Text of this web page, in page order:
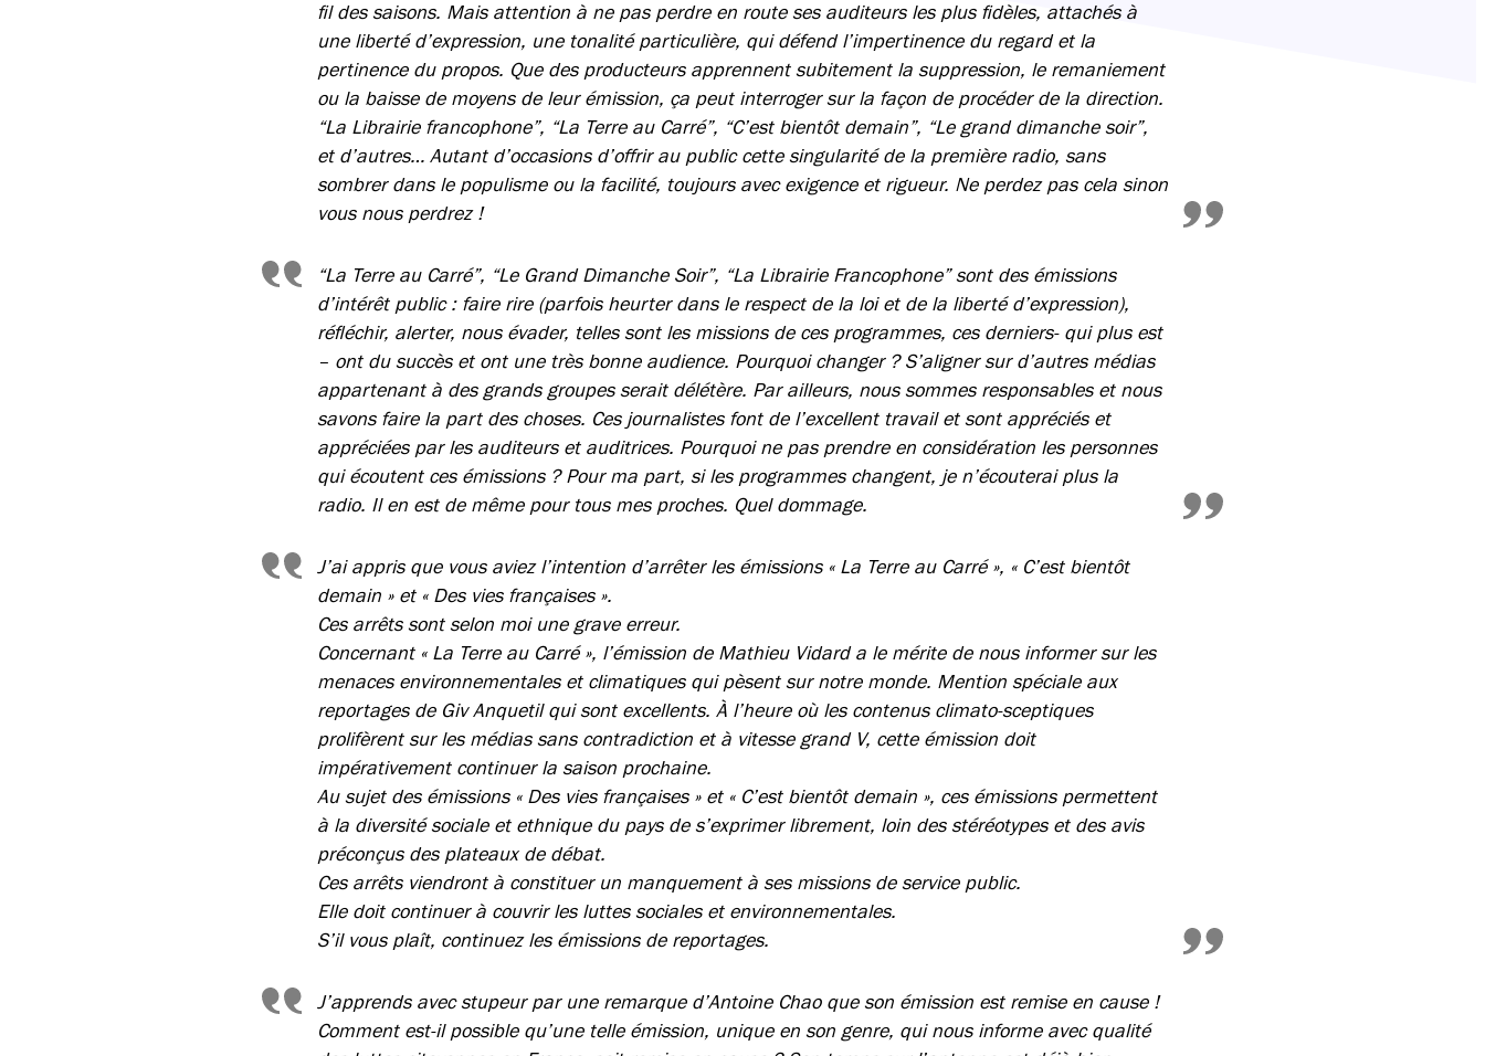
fil des saisons. Mais attention à ne pas perdre en route ses auditeurs les plus fidèles, attachés à
une liberté d’expression, une tonalité particulière, qui défend l’impertinence du regard et la
pertinence du propos. Que des producteurs apprennent subitement la suppression, le remaniement
ou la baisse de moyens de leur émission, ça peut interroger sur la façon de procéder de la direction.
“La Librairie francophone”, “La Terre au Carré”, “C’est bientôt demain”, “Le grand dimanche soir”,
et d’autres… Autant d’occasions d’offrir au public cette singularité de la première radio, sans
sombrer dans le populisme ou la facilité, toujours avec exigence et rigueur. Ne perdez pas cela sinon
vous nous perdrez !
“La Terre au Carré”, “Le Grand Dimanche Soir”, “La Librairie Francophone” sont des émissions
d’intérêt public : faire rire (parfois heurter dans le respect de la loi et de la liberté d’expression),
réfléchir, alerter, nous évader, telles sont les missions de ces programmes, ces derniers- qui plus est
– ont du succès et ont une très bonne audience. Pourquoi changer ? S’aligner sur d’autres médias
appartenant à des grands groupes serait délétère. Par ailleurs, nous sommes responsables et nous
savons faire la part des choses. Ces journalistes font de l’excellent travail et sont appréciés et
appréciées par les auditeurs et auditrices. Pourquoi ne pas prendre en considération les personnes
qui écoutent ces émissions ? Pour ma part, si les programmes changent, je n’écouterai plus la
radio. Il en est de même pour tous mes proches. Quel dommage.
J’ai appris que vous aviez l’intention d’arrêter les émissions « La Terre au Carré », « C’est bientôt
demain » et « Des vies françaises ».
Ces arrêts sont selon moi une grave erreur.
Concernant « La Terre au Carré », l’émission de Mathieu Vidard a le mérite de nous informer sur les
menaces environnementales et climatiques qui pèsent sur notre monde. Mention spéciale aux
reportages de Giv Anquetil qui sont excellents. À l’heure où les contenus climato-sceptiques
prolifèrent sur les médias sans contradiction et à vitesse grand V, cette émission doit
impérativement continuer la saison prochaine.
Au sujet des émissions « Des vies françaises » et « C’est bientôt demain », ces émissions permettent
à la diversité sociale et ethnique du pays de s’exprimer librement, loin des stéréotypes et des avis
préconçus des plateaux de débat.
Ces arrêts viendront à constituer un manquement à ses missions de service public.
Elle doit continuer à couvrir les luttes sociales et environnementales.
S’il vous plaît, continuez les émissions de reportages.
J’apprends avec stupeur par une remarque d’Antoine Chao que son émission est remise en cause !
Comment est-il possible qu’une telle émission, unique en son genre, qui nous informe avec qualité